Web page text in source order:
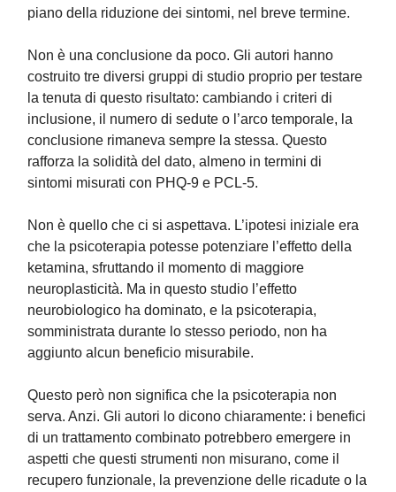
piano della riduzione dei sintomi, nel breve termine.
Non è una conclusione da poco. Gli autori hanno
costruito tre diversi gruppi di studio proprio per testare
la tenuta di questo risultato: cambiando i criteri di
inclusione, il numero di sedute o l’arco temporale, la
conclusione rimaneva sempre la stessa. Questo
rafforza la solidità del dato, almeno in termini di
sintomi misurati con PHQ-9 e PCL-5.
Non è quello che ci si aspettava. L’ipotesi iniziale era
che la psicoterapia potesse potenziare l’effetto della
ketamina, sfruttando il momento di maggiore
neuroplasticità. Ma in questo studio l’effetto
neurobiologico ha dominato, e la psicoterapia,
somministrata durante lo stesso periodo, non ha
aggiunto alcun beneficio misurabile.
Questo però non significa che la psicoterapia non
serva. Anzi. Gli autori lo dicono chiaramente: i benefici
di un trattamento combinato potrebbero emergere in
aspetti che questi strumenti non misurano, come il
recupero funzionale, la prevenzione delle ricadute o la